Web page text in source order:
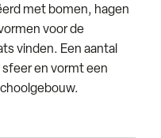
met bomen, hagen
voor de
vinden. Een aantal
en vormt een